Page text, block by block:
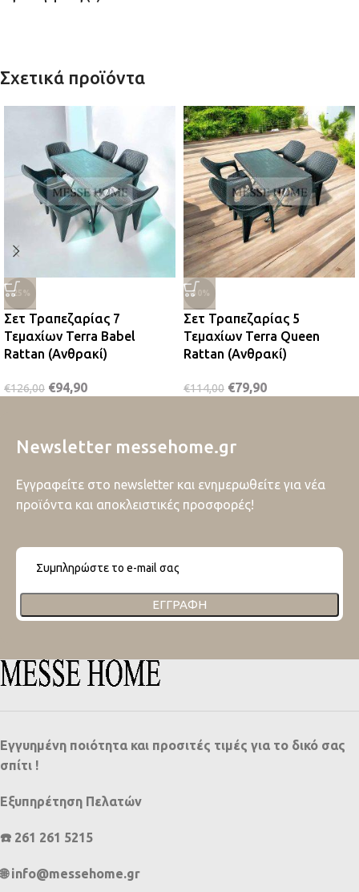
Σχετικά προϊόντα
-25%
Σετ Τραπεζαρίας 7
Τεμαχίων Terra Babel
Rattan (Ανθρακί)
€126,00 €94,90
-30%
Σετ Τραπεζαρίας 5
Τεμαχίων Terra Queen
Rattan (Ανθρακί)
€114,00 €79,90
Newsletter messehome.gr
Εγγραφείτε στο newsletter και ενημερωθείτε για νέα
προϊόντα και αποκλειστικές προσφορές!
ΕΓΓΡΑΦΉ
Εγγυημένη ποιότητα και προσιτές τιμές για το δικό σας
σπίτι !
Εξυπηρέτηση Πελατών
☎️ 261 261 5215
🌐 info@messehome.gr